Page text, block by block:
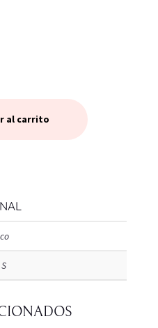
al carrito